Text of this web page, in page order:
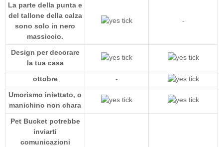
La parte della punta e
del tallone della calza
sono solo in nero
massiccio.
-
Design per decorare
la tua casa
ottobre
-
Umorismo iniettato, o
manichino non chara
Pet Bucket potrebbe
inviarti
comunicazioni